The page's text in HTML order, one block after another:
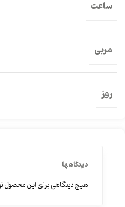
ساعت
مربی
روز
دیدگاهها
هیچ دیدگاهی برای این محصول